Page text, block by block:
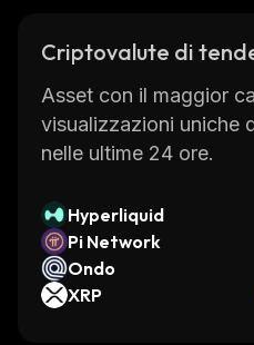
Criptovalute di
Asset con il maggior
visualizzazioni uniche
nelle ultime 24 ore.
Hyperliquid
Pi Network
Ondo
XRP